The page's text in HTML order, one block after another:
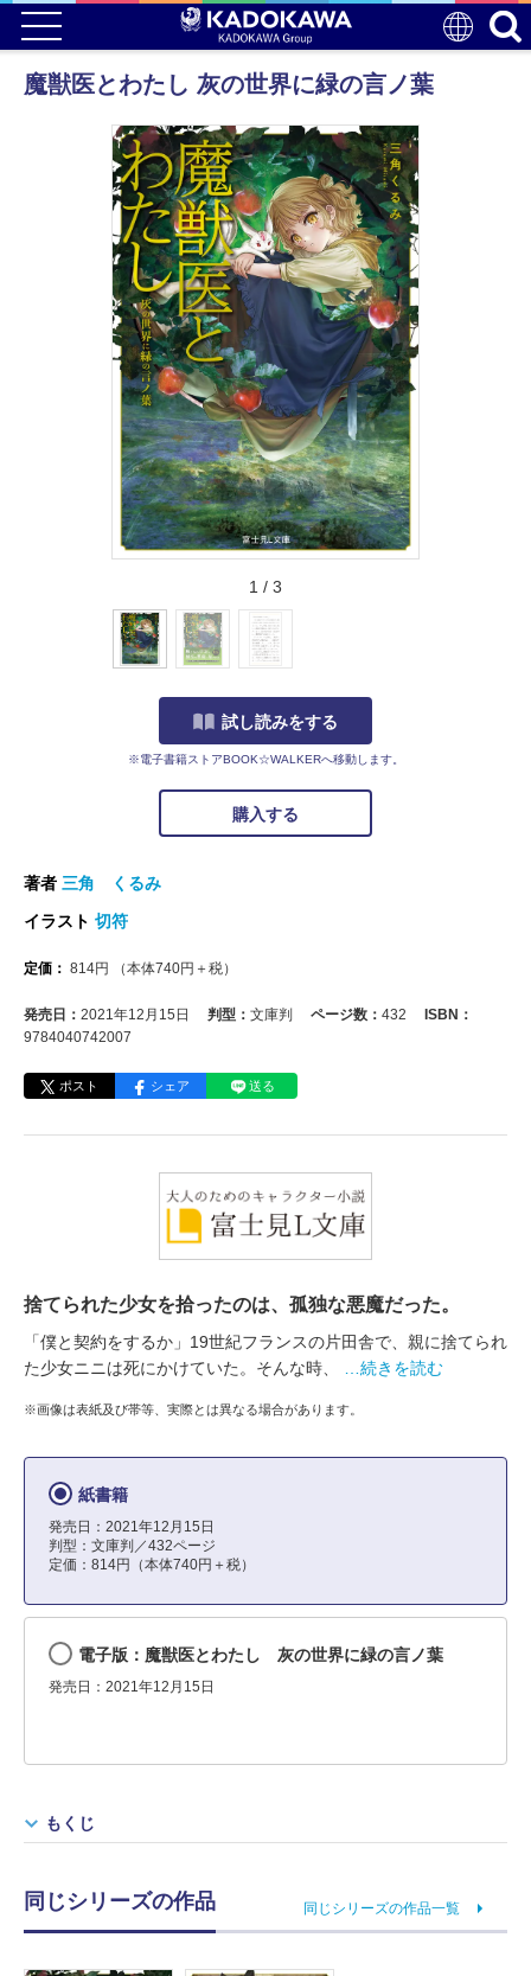
魔獣医とわたし 灰の世界に緑の言ノ葉
1 / 3
試し読みをする
※電子書籍ストアBOOK☆WALKERへ移動します。
購入する
著者 三角 くるみ
イラスト 切符
定価： 814円 （本体740円＋税）
発売日： 2021年12月15日 判型： 文庫判 ページ数： 432
ISBN：
9784040742007
ポスト シェア 送る
捨てられた少女を拾ったのは、孤独な悪魔だった。
「僕と契約をするか」19世紀フランスの片田舎で、親に捨てられ
た少女ニニは死にかけていた。そんな時、
…続きを読む
※画像は表紙及び帯等、実際とは異なる場合があります。
紙書籍
発売日：2021年12月15日
判型：文庫判／432ページ
定価：814円（本体740円＋税）
電子版：魔獣医とわたし 灰の世界に緑の言ノ葉
発売日：2021年12月15日
もくじ
同じシリーズの作品 同じシリーズの作品一覧